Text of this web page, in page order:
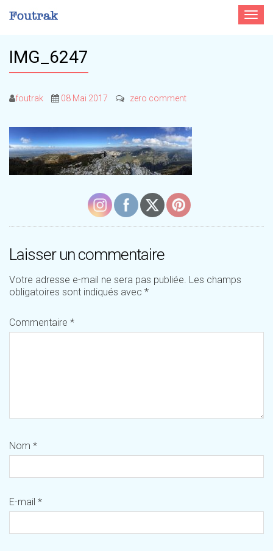
Toggle
IMG_6247
foutrak 08 Mai 2017 zero comment
Laisser un commentaire
Votre adresse e-mail ne sera pas publiée. Les champs
obligatoires sont indiqués avec *
Commentaire *
Nom *
E-mail *